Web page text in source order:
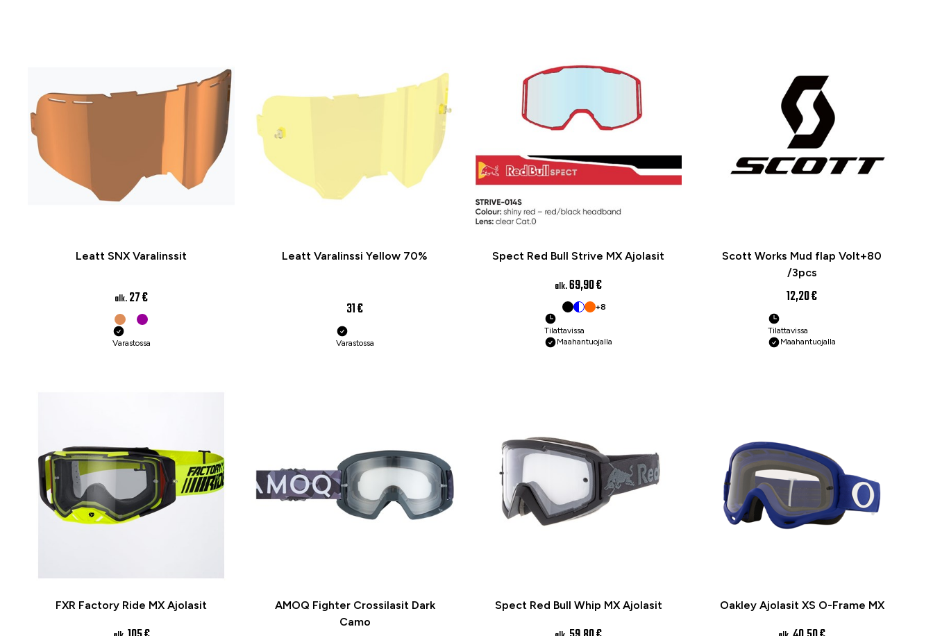
Leatt SNX Varalinssit
alk. 27 €
Varastossa
Leatt Varalinssi Yellow 70%
31 €
Varastossa
Spect Red Bull Strive MX Ajolasit
alk.69,90 €
+8
Tilattavissa
Maahantuojalla
Scott Works Mud flap Volt+80
/3pcs
12,20 €
Tilattavissa
Maahantuojalla
FXR Factory Ride MX Ajolasit
AMOQ Fighter Crossilasit Dark
Camo
Spect Red Bull Whip MX Ajolasit Oakley Ajolasit XS O-Frame MX